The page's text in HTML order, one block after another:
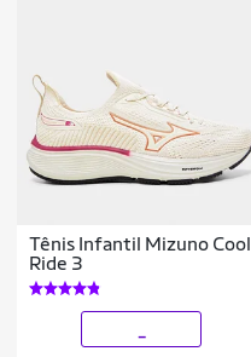
Tênis Infantil Mizuno Cool
Ride 3